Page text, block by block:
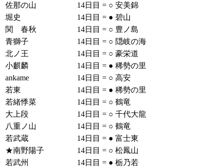
佐那の山
14日目 = ○ 安美錦
堀史
14日目 = ● 碧山
関 春秋
14日目 = ○ 豊ノ島
青獅子
14日目 = ○ 隠岐の海
北ノ王
14日目 = ○ 豪栄道
小麒麟
14日目 = ● 稀勢の里
ankame
14日目 = ○ 高安
若東
14日目 = ● 稀勢の里
若緒悸菜
14日目 = ○ 鶴竜
大上段
14日目 = ○ 千代大龍
八重ノ山
14日目 = ○ 鶴竜
若武蔵
14日目 = ● 富士東
★南野陽子
14日目 = ○ 松鳳山
若武州
14日目 = ● 栃乃若